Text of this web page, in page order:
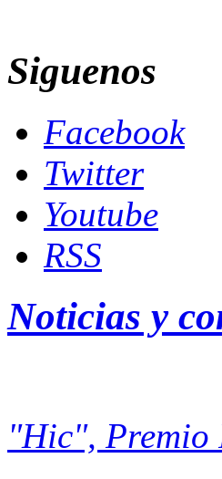
Siguenos
Facebook
Twitter
Youtube
RSS
Noticias y
"Hic", Premio